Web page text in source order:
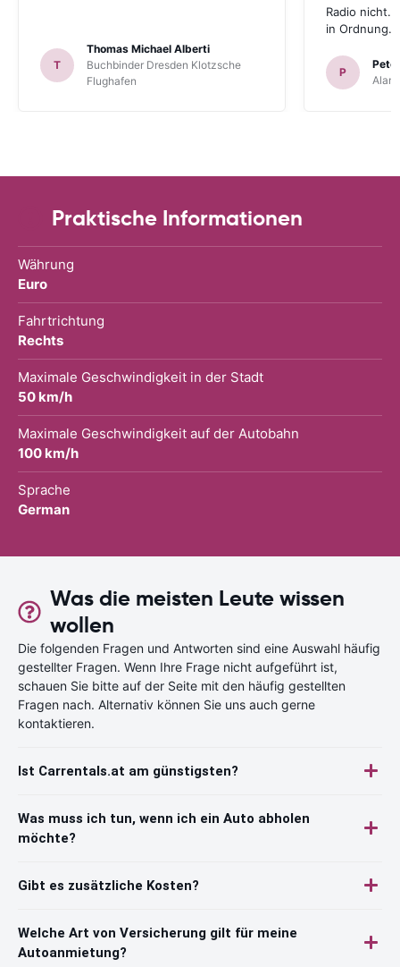
T
Thomas Michael Alberti
Buchbinder Dresden Klotzsche
Flughafen
Radio nicht.
in Ordnung.
P
Praktische Informationen
Währung
Euro
Fahrtrichtung
Rechts
Maximale Geschwindigkeit in der Stadt
50 km/h
Maximale Geschwindigkeit auf der Autobahn
100 km/h
Sprache
German
Was die meisten Leute wissen
wollen
Die folgenden Fragen und Antworten sind eine Auswahl häufig
gestellter Fragen. Wenn Ihre Frage nicht aufgeführt ist,
schauen Sie bitte auf der Seite mit den häufig gestellten
Fragen nach. Alternativ können Sie uns auch gerne
kontaktieren.
Ist Carrentals.at am günstigsten?
Was muss ich tun, wenn ich ein Auto abholen
möchte?
Gibt es zusätzliche Kosten?
Welche Art von Versicherung gilt für meine
Autoanmietung?